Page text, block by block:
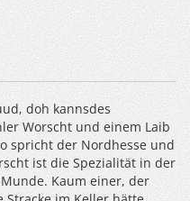
doh kannsdes
Worscht und einem Laib
spricht der Nordhesse und
ist die Spezialität in der
Kaum einer, der